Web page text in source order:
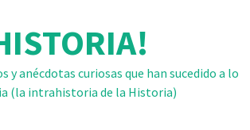
y anécdotas curiosas que han sucedido a lo
(la intrahistoria de la Historia)